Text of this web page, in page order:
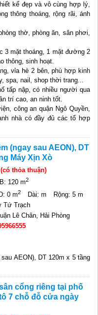
kế đẹp và vô cùng hợp lý,
thông thoáng, rộng rãi, ánh
thờ, phòng ăn, sân phơi,
3 mặt thoáng, 1 mặt đường 2
thông, sinh hoạt.
vỉa hè 2 bên, phù hợp kinh
spa, nail, shop thời trang...
tấp nập, có nhiều người qua
trí cao, an ninh tốt.
công an quận Ngô Quyền,
nhà có đầy đủ các tổ hợp
(ngay sau AEON), DT
Máy Xịn Xò
thỏa thuận)
120 m2
0 m2 Dài: m
Rộng: 5 m
Tứ Trạch
Lê Chân, Hải Phòng
AEON), DT 120m x 5 tầng
cổng riêng tại phố
7 chỗ đỗ cửa ngày